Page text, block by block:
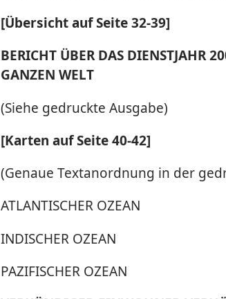
[Übersicht auf Seite 32-39]
BERICHT ÜBER DAS DIENSTJAHR
GANZEN WELT
(Siehe gedruckte Ausgabe)
[Karten auf Seite 40-42]
(Genaue Textanordnung in der
ATLANTISCHER OZEAN
INDISCHER OZEAN
PAZIFISCHER OZEAN